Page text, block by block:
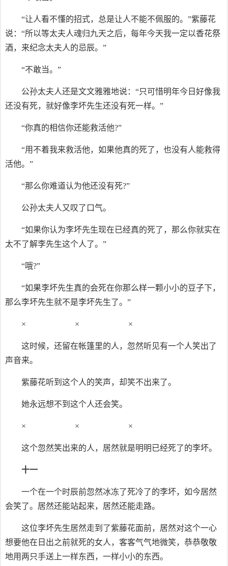
“让人看不懂的招式，总是让人不能不佩服的。”紫藤花
说：“所以等太夫人魂归九天之后，每年今天我一定以香花祭
酒，来纪念太夫人的忌辰。”
“不敢当。”
公孙太夫人还是文文雅雅地说：“只可惜明年今日好像我
还没有死，就好像李坏先生还没有死一样。”
“你真的相信你还能救活他?”
“用不着我来救活他，如果他真的死了，也没有人能救得
活他。”
“那么你难道认为他还没有死?”
公孙太夫人又叹了口气。
“如果你认为李坏先生现在已经真的死了，那么你就实在
太不了解李先生这个人了。”
“哦?”
“如果李坏先生真的会死在你那么样一颗小小的豆子下，
那么李坏先生就不是李坏先生了。”
× × ×
这时候，还留在帐篷里的人，忽然听见有一个人笑出了
声音来。
紫藤花听到这个人的笑声，却笑不出来了。
她永远想不到这个人还会笑。
× × ×
这个忽然笑出来的人，居然就是明明已经死了的李坏。
十一
一个在一个时辰前忽然冰冻了死冷了的李坏，如今居然
会笑了。居然还能站起来，居然还能走路。
这位李坏先生居然走到了紫藤花面前，居然对这个一心
想要他在日出之前就死的女人，客客气气地微笑，恭恭敬敬
地用两只手送上一样东西，一样小小的东西。